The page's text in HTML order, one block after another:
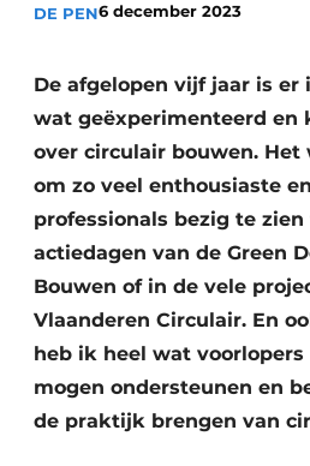
DE PEN6 december 2023
De afgelopen vijf jaar is er
wat geëxperimenteerd en
over circulair bouwen. Het
om zo veel enthousiaste
professionals bezig te
actiedagen van de Green
Bouwen of in de vele
Vlaanderen Circulair. En
heb ik heel wat
mogen ondersteunen en
de praktijk brengen van